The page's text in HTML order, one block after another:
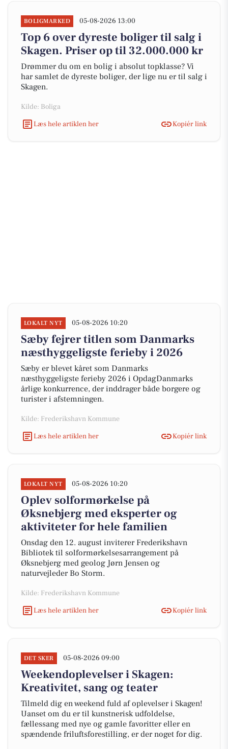
BOLIGMARKED 05-08-2026 13:00
Top 6 over dyreste boliger til salg i
Skagen. Priser op til 32.000.000 kr
Drømmer du om en bolig i absolut topklasse? Vi
har samlet de dyreste boliger, der lige nu er til salg i
Skagen.
Kilde: Boliga
Læs hele artiklen her
Kopiér link
LOKALT NYT 05-08-2026 10:20
Sæby fejrer titlen som Danmarks
næsthyggeligste ferieby i 2026
Sæby er blevet kåret som Danmarks
næsthyggeligste ferieby 2026 i OpdagDanmarks
årlige konkurrence, der inddrager både borgere og
turister i afstemningen.
Kilde: Frederikshavn Kommune
Læs hele artiklen her
Kopiér link
LOKALT NYT 05-08-2026 10:20
Oplev solformørkelse på
Øksnebjerg med eksperter og
aktiviteter for hele familien
Onsdag den 12. august inviterer Frederikshavn
Bibliotek til solformørkelsesarrangement på
Øksnebjerg med geolog Jørn Jensen og
naturvejleder Bo Storm.
Kilde: Frederikshavn Kommune
Læs hele artiklen her
Kopiér link
DET SKER 05-08-2026 09:00
Weekendoplevelser i Skagen:
Kreativitet, sang og teater
Tilmeld dig en weekend fuld af oplevelser i Skagen!
Uanset om du er til kunstnerisk udfoldelse,
fællessang med nye og gamle favoritter eller en
spændende friluftsforestilling, er der noget for dig.